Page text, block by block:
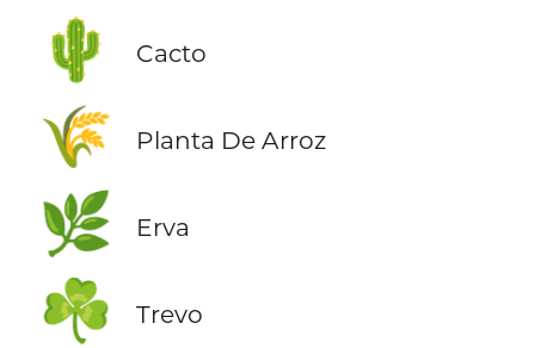
🌵 Cacto
🌾 Planta De Arroz
🌿 Erva
☘️ Trevo